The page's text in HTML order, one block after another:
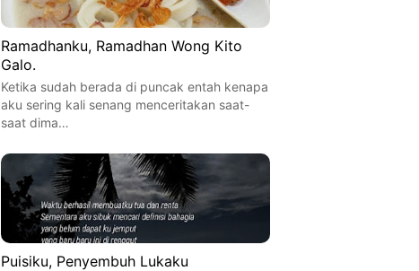
Ramadhanku, Ramadhan Wong Kito
Galo.
Ketika sudah berada di puncak entah kenapa
aku sering kali senang menceritakan saat-
saat dima…
Puisiku, Penyembuh Lukaku